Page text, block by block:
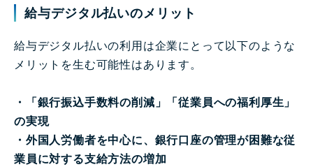
給与デジタル払いのメリット
給与デジタル払いの利用は企業にとって以下のような
メリットを生む可能性はあります。
・「銀行振込手数料の削減」「従業員への福利厚生」
の実現
・外国人労働者を中心に、銀行口座の管理が困難な従
業員に対する支給方法の増加